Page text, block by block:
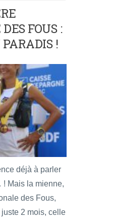
FOUS :
PARADIS !
déjà à parler
Mais la mienne,
des Fous,
2 mois, celle